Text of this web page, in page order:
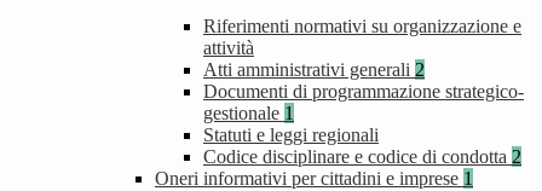
Riferimenti normativi su organizzazione e
attività
Atti amministrativi generali 2
Documenti di programmazione strategico-
gestionale 1
Statuti e leggi regionali
Codice disciplinare e codice di condotta 2
Oneri informativi per cittadini e imprese 1